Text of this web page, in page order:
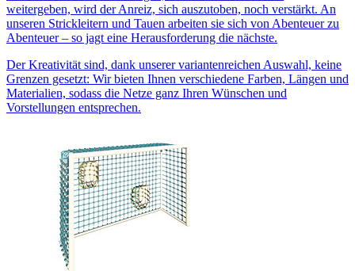
weitergeben, wird der Anreiz, sich auszutoben, noch verstärkt. An
unseren Strickleitern und Tauen arbeiten sie sich von Abenteuer zu
Abenteuer – so jagt eine Herausforderung die nächste.
Der Kreativität sind, dank unserer variantenreichen Auswahl, keine
Grenzen gesetzt: Wir bieten Ihnen verschiedene Farben, Längen und
Materialien, sodass die Netze ganz Ihren Wünschen und
Vorstellungen entsprechen.